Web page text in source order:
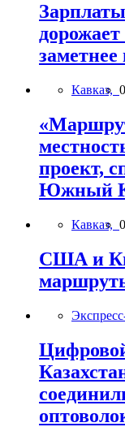
дорожает
заметнее
Кавказ,
проект,
Южный
Кавказ,
США и